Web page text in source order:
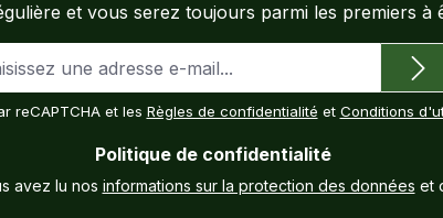
et vous serez toujours parmi les premiers
reCAPTCHA et les Règles de confidentialité et Conditions
Politique de confidentialité
avez lu nos informations sur la protection des données et